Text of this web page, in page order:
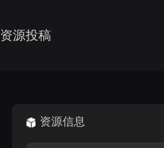
资源投稿
资源信息